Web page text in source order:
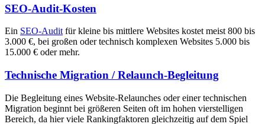
SEO-Audit-Kosten
Ein SEO-Audit für kleine bis mittlere Websites kostet meist 800 bis
3.000 €, bei großen oder technisch komplexen Websites 5.000 bis
15.000 € oder mehr.
Technische Migration / Relaunch-Begleitung
Die Begleitung eines Website-Relaunches oder einer technischen
Migration beginnt bei größeren Seiten oft im hohen vierstelligen
Bereich, da hier viele Rankingfaktoren gleichzeitig auf dem Spiel